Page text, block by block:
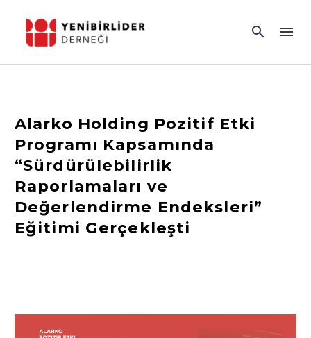
Alarko Holding Pozitif Etki
Programı Kapsamında
“Sürdürülebilirlik
Raporlamaları ve
Değerlendirme Endeksleri”
Eğitimi Gerçekleşti